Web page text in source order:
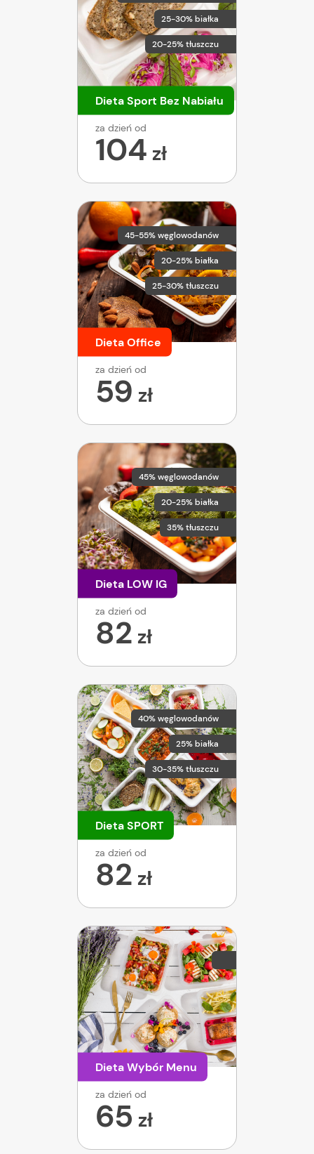
25-30% białka
20-25% tłuszczu
Dieta Sport Bez Nabiału
za dzień od
104 zł
45-55% węglowodanów
20-25% białka
25-30% tłuszczu
Dieta Office
za dzień od
59 zł
45% węglowodanów
20-25% białka
35% tłuszczu
Dieta LOW IG
za dzień od
82 zł
40% węglowodanów
25% białka
30-35% tłuszczu
Dieta SPORT
za dzień od
82 zł
Dieta Wybór Menu
za dzień od
65 zł